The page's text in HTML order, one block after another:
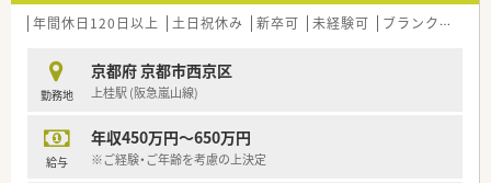
年間休日120日以上 土日祝休み 新卒可 未経験可 ブランク可
勤務地
京都府 京都市西京区
上桂駅 (阪急嵐山線)
給与
年収450万円～650万円
※ご経験・ご年齢を考慮の上決定